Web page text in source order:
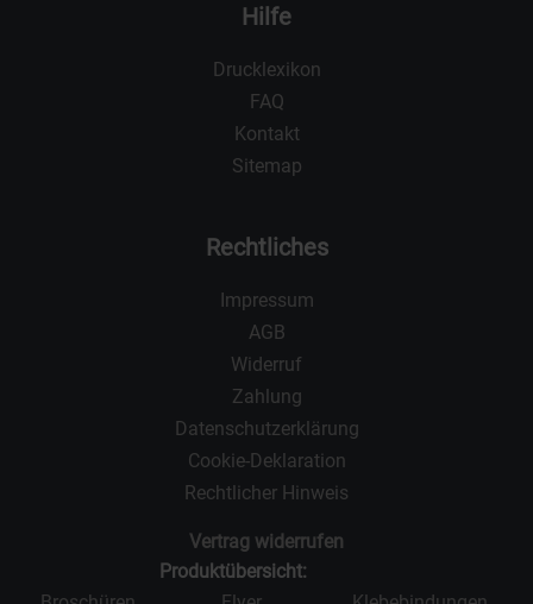
Hilfe
Drucklexikon
FAQ
Kontakt
Sitemap
Rechtliches
Impressum
AGB
Widerruf
Zahlung
Datenschutzerklärung
Cookie-Deklaration
Rechtlicher Hinweis
Vertrag widerrufen
Produktübersicht: